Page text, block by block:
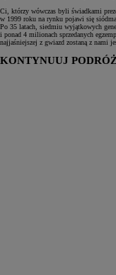
Ci, którzy wówczas byli świadkami
w 1999 roku na rynku pojawi się
Po 35 latach, siedmiu wyjątkowych
i ponad 4 milionach sprzedanych
najjaśniejszej z gwiazd zostaną z nami
KONTYNUUJ